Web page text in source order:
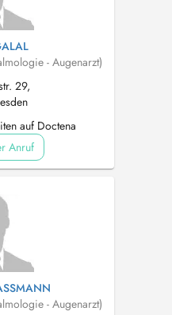
- Augenarzt)
29,
auf Doctena
Anruf
- Augenarzt)